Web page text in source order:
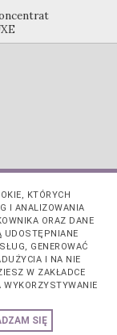
KTÓRYCH
I ANALIZOWANIA
ORAZ DANE
UDOSTĘPNIANE
GENEROWAĆ
I NA NIE
W ZAKŁADCE
SIĘ